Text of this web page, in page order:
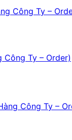
Công Ty – Order)